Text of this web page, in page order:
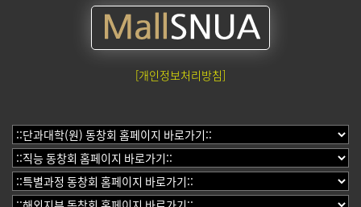
[개인정보처리방침]